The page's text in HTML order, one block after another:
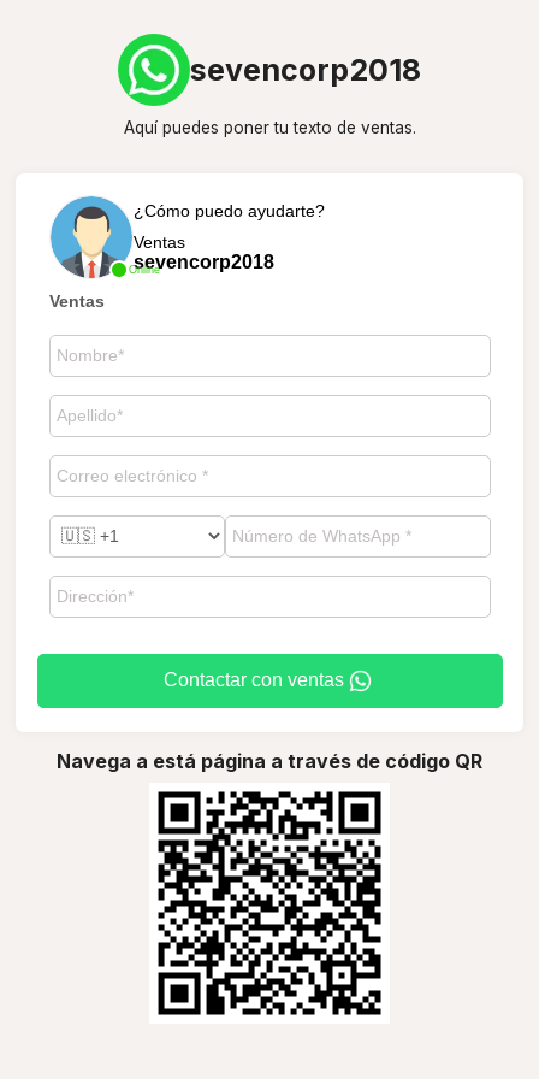
sevencorp2018
Aquí puedes poner tu texto de ventas.
Online
¿Cómo puedo ayudarte?
Ventas
sevencorp2018
Ventas
Contactar con ventas
Navega a está página a través de código QR